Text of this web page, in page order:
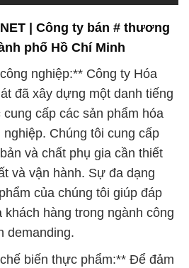
đã xây dựng một danh tiếng
cấp các sản phẩm hóa
Chúng tôi cung cấp
và chất phụ gia cần thiết
và vận hành. Sự đa dạng
của chúng tôi giúp đáp
khách hàng trong ngành công
demanding.
biến thực phẩm:** Để đảm
và chất lượng sản phẩm
Chất Đắc Trường Phát cung
biến thực phẩm chất lượng
tầm quan trọng của việc duy